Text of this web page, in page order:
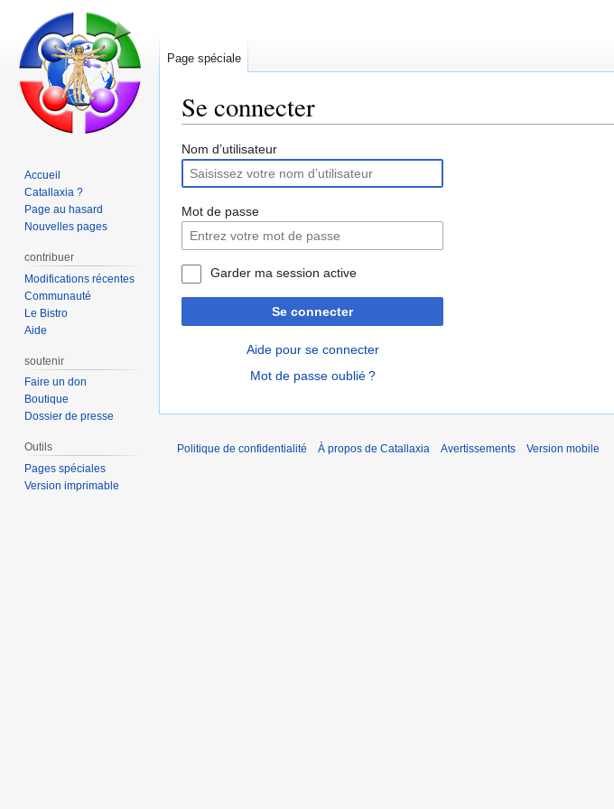
Se connecter
Aller
la
navigation
Aller
la
recherche
Nom d’utilisateur
Mot de passe
Garder ma session active
Se connecter
Aide pour se connecter
Mot de passe oublié ?
Page spéciale
Accueil
Catallaxia ?
Page au hasard
Nouvelles pages
contribuer
Modifications récentes
Communauté
Le Bistro
Aide
soutenir
Faire un don
Boutique
Dossier de presse
Outils
Pages spéciales
Version imprimable
Politique de confidentialité À propos de Catallaxia Avertissements Version mobile